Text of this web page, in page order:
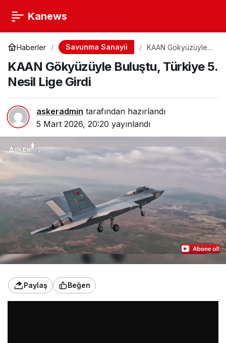
Kanews
Haberler Savunma Sanayii
KAAN Gökyüzüyle
Nesil Lige Girdi
KAAN Gökyüzüyle Buluştu, Türkiye 5.
Nesil Lige Girdi
askeradmin tarafından hazırlandı
5 Mart 2026, 20:20 yayınlandı
Paylaş Beğen